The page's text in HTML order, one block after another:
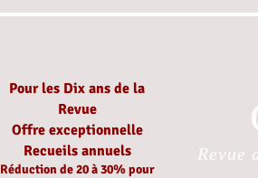
Pour les Dix ans de la
Revue
Offre exceptionnelle
Recueils annuels
Réduction de 20 à 30%pour
Revue